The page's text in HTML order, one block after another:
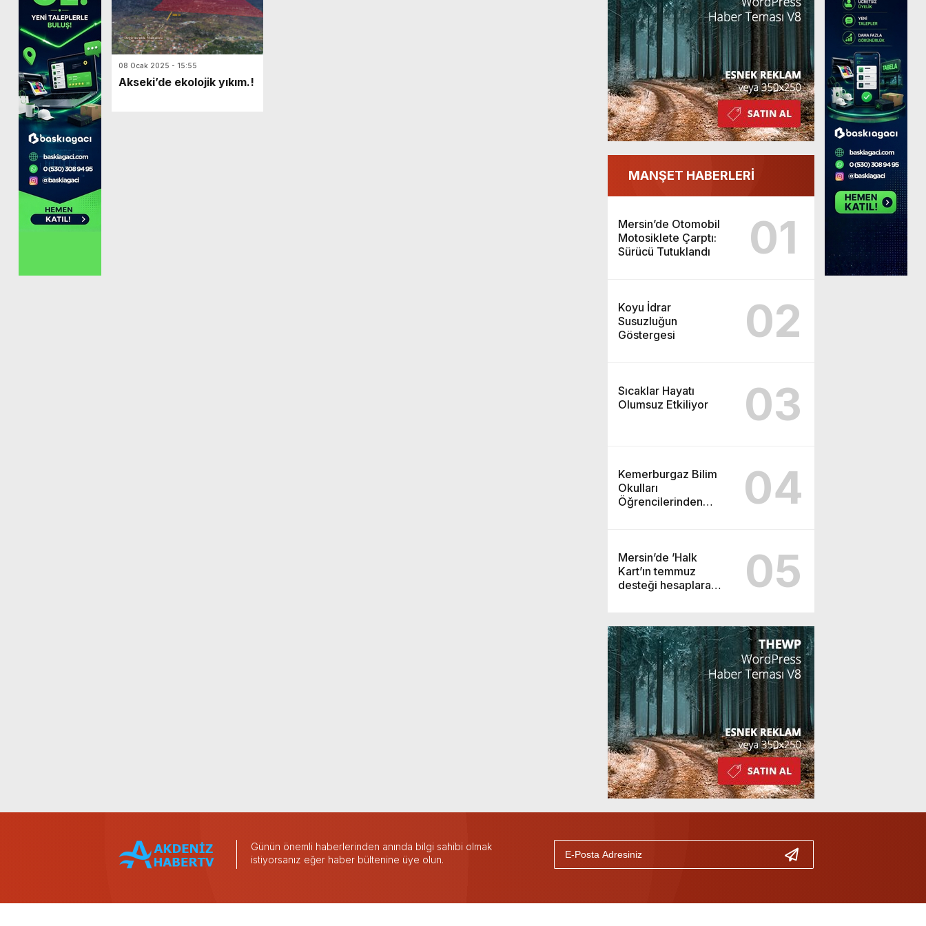
08 Ocak 2025 - 15:55
Akseki’de ekolojik yıkım.!
MANŞET HABERLERİ
Mersin’de Otomobil
Motosiklete Çarptı:
Sürücü Tutuklandı
01
Koyu İdrar
Susuzluğun
Göstergesi
02
Sıcaklar Hayatı
Olumsuz Etkiliyor
03
Kemerburgaz Bilim
Okulları
Öğrencilerinden
04
Mersin’de ’Halk
Kart’ın temmuz
desteği hesaplara
05
Günün önemli haberlerinden anında bilgi sahibi olmak
istiyorsanız eğer haber bültenine üye olun.